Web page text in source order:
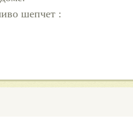
шепчет :